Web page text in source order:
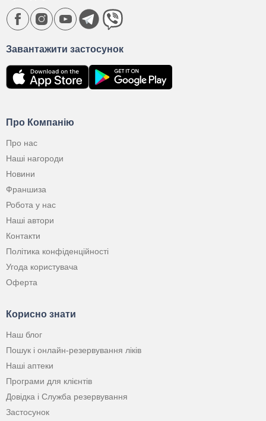
Про Компанію
Про нас
Наші нагороди
Новини
Франшиза
Робота у нас
Наші автори
Контакти
Політика конфіденційності
Угода користувача
Оферта
Корисно знати
Наш блог
Пошук і онлайн-резервування ліків
Наші аптеки
Програми для клієнтів
Довідка і Служба резервування
Застосунок
Завантажити застосунок